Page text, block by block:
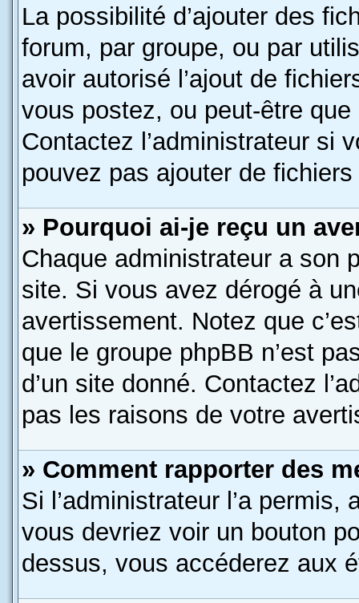
La possibilité d’ajouter des
forum, par groupe, ou par
avoir autorisé l’ajout de
vous postez, ou peut-être
Contactez l’administrateur si
pouvez pas ajouter de
» Pourquoi ai-je reçu un
Chaque administrateur a son
site. Si vous avez dérogé à
avertissement. Notez que
que le groupe phpBB n’est
d’un site donné. Contactez
pas les raisons de votre
» Comment rapporter des
Si l’administrateur l’a
vous devriez voir un bouton
dessus, vous accéderez aux